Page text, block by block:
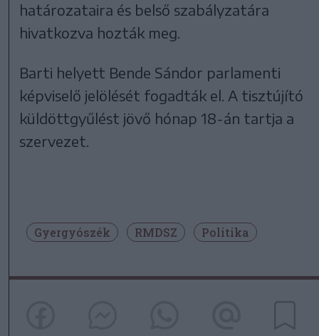
határozataira és belső szabályzatára
hivatkozva hozták meg.
Barti helyett Bende Sándor parlamenti
képviselő jelölését fogadták el. A tisztújító
küldöttgyűlést jövő hónap 18-án tartja a
szervezet.
Gyergyószék RMDSZ Politika